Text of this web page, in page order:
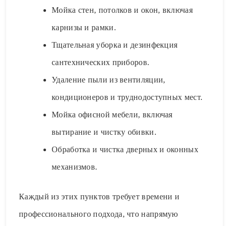
Мойка стен, потолков и окон, включая
карнизы и рамки.
Тщательная уборка и дезинфекция
сантехнических приборов.
Удаление пыли из вентиляции,
кондиционеров и труднодоступных мест.
Мойка офисной мебели, включая
вытирание и чистку обивки.
Обработка и чистка дверных и оконных
механизмов.
Каждый из этих пунктов требует времени и
профессионального подхода, что напрямую